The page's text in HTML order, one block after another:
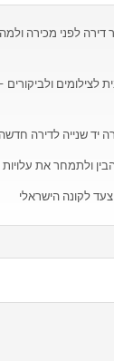
דירה לפני מכירה
לצילומים
יד שנייה לדירה
ולתמחר את
לקונה הישראלי